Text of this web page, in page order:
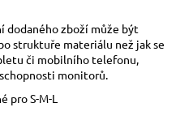
dodaného zboží může být
struktuře materiálu než jak se
či mobilního telefonu,
monitorů.
pro S-M-L